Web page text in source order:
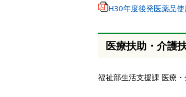
H30年度後発医薬品
医療扶助・介護
福祉部生活支援課 医療